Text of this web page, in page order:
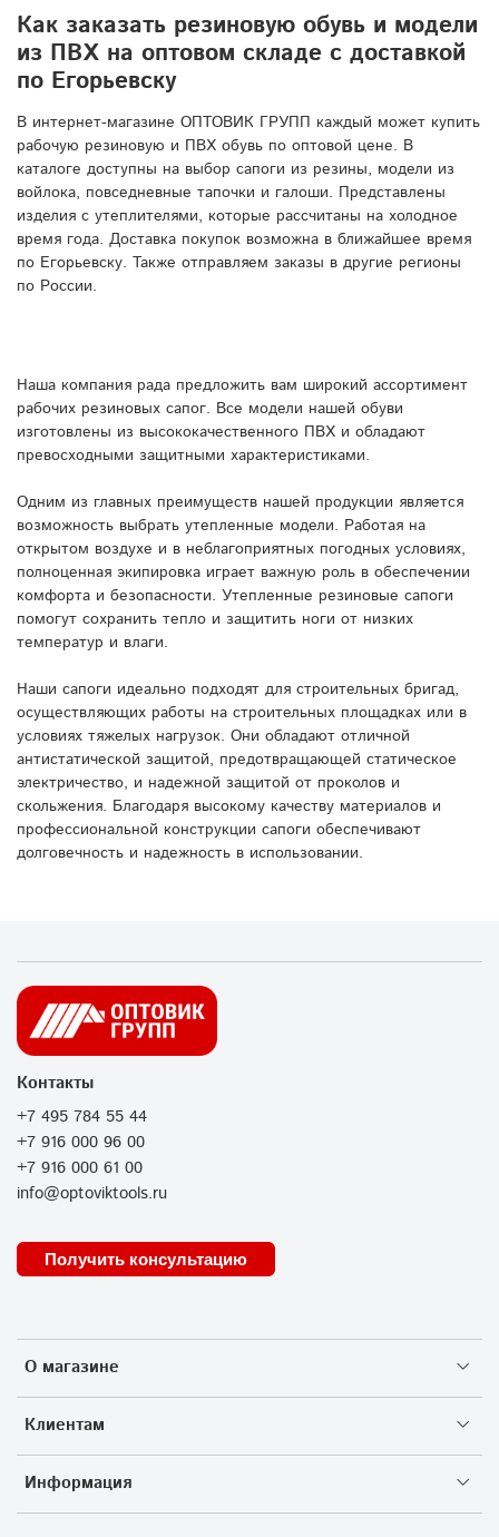
Как заказать резиновую обувь и модели
из ПВХ на оптовом складе с доставкой
по Егорьевску
В интернет-магазине ОПТОВИК ГРУПП каждый может купить
рабочую резиновую и ПВХ обувь по оптовой цене. В
каталоге доступны на выбор сапоги из резины, модели из
войлока, повседневные тапочки и галоши. Представлены
изделия с утеплителями, которые рассчитаны на холодное
время года. Доставка покупок возможна в ближайшее время
по Егорьевску. Также отправляем заказы в другие регионы
по России.
Наша компания рада предложить вам широкий ассортимент
рабочих резиновых сапог. Все модели нашей обуви
изготовлены из высококачественного ПВХ и обладают
превосходными защитными характеристиками.
Одним из главных преимуществ нашей продукции является
возможность выбрать утепленные модели. Работая на
открытом воздухе и в неблагоприятных погодных условиях,
полноценная экипировка играет важную роль в обеспечении
комфорта и безопасности. Утепленные резиновые сапоги
помогут сохранить тепло и защитить ноги от низких
температур и влаги.
Наши сапоги идеально подходят для строительных бригад,
осуществляющих работы на строительных площадках или в
условиях тяжелых нагрузок. Они обладают отличной
антистатической защитой, предотвращающей статическое
электричество, и надежной защитой от проколов и
скольжения. Благодаря высокому качеству материалов и
профессиональной конструкции сапоги обеспечивают
долговечность и надежность в использовании.
О магазине
Клиентам
Информация
Контакты
+7 495 784 55 44
+7 916 000 96 00
+7 916 000 61 00
info@optoviktools.ru
Получить консультацию